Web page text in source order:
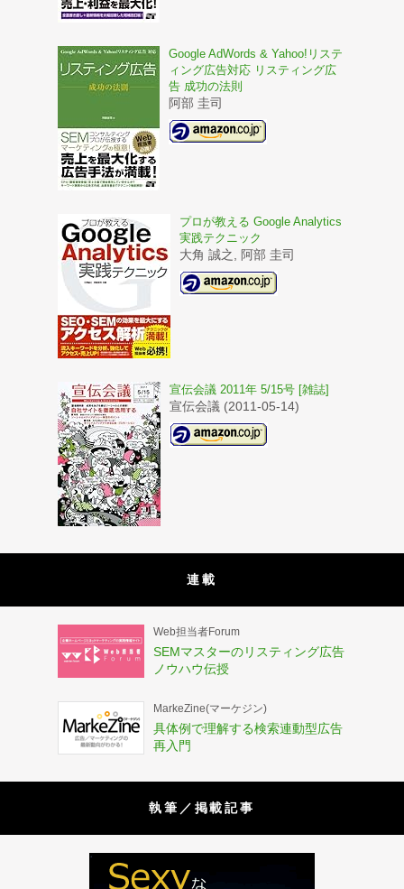
Google AdWords & Yahoo!リステ
ィング広告対応 リスティング広
告 成功の法則
阿部 圭司
プロが教える Google Analytics
実践テクニック
大角 誠之, 阿部 圭司
宣伝会議 2011年 5/15号 [雑誌]
宣伝会議 (2011-05-14)
連載
Web担当者Forum
SEMマスターのリスティング広告
ノウハウ伝授
MarkeZine(マーケジン)
具体例で理解する検索連動型広告
再入門
執筆／掲載記事